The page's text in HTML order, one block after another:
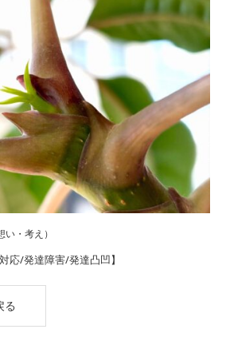
い・考え）
応/発達障害/発達凸凹】
る